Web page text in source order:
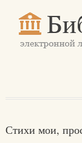
Стихи мои,